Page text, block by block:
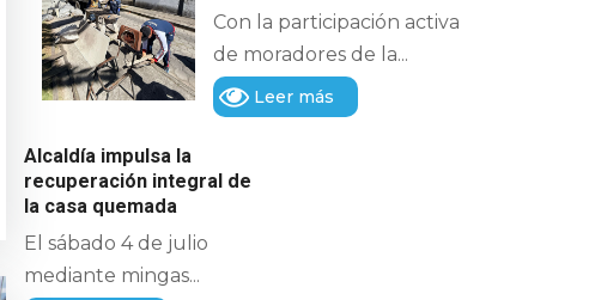
Con la participación activa
de moradores de la...
Leer más
Alcaldía impulsa la
recuperación integral de
la casa quemada
El sábado 4 de julio
mediante mingas...